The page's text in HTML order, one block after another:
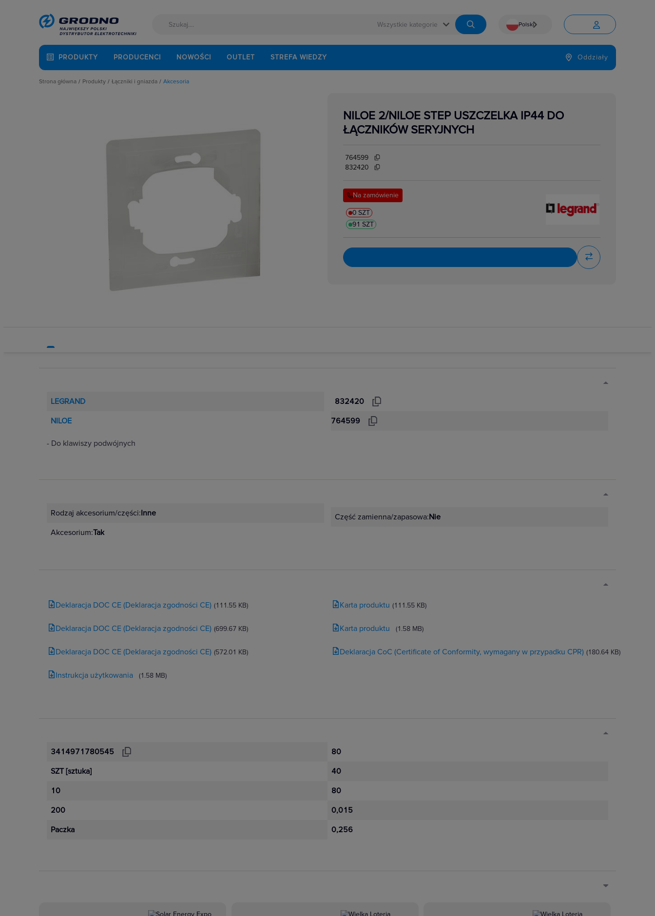
 Polski
Język

PRODUKTY PRODUCENCI NOWOŚCI OUTLET STREFA WIEDZY Oddziały
Strona główna
Produkty
Łączniki i gniazda
Narzędzia i mierniki
Sieci zewnętrzne
Stacje ładowania
Systemy HVAC
Technika grzewcza
Łączniki i gniazda
Ramki, klawisze, plakietki
Słupki i kolumny zasilające
Termostaty i regulatory
Akcesoria
NILOE 2/NILOE STEP USZCZELKA IP44 DO
ŁĄCZNIKÓW SERYJNYCH
764599
832420
Na zamówienie
0 SZT
91 SZT
LEGRAND
832420
NILOE
764599
- Do klawiszy podwójnych
Rodzaj akcesorium/części:Inne
Akcesorium:Tak
Część zamienna/zapasowa:Nie
Deklaracja DOC CE (Deklaracja zgodności CE) (111.55 KB)
Deklaracja DOC CE (Deklaracja zgodności CE) (699.67 KB)
Deklaracja DOC CE (Deklaracja zgodności CE) (572.01 KB)
Instrukcja użytkowania (1.58 MB)
Karta produktu (111.55 KB)
Karta produktu (1.58 MB)
Deklaracja CoC (Certificate of Conformity, wymagany w przypadku CPR) (180.64 KB)
3414971780545
SZT [sztuka]
10
200
Paczka
80
40
80
0,015
0,256